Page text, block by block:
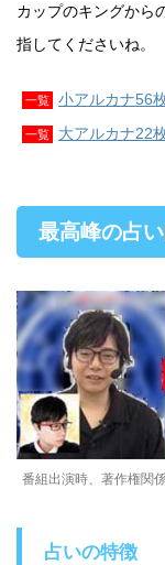
カップのキングから
指してくださいね。
一覧 小アルカナ56
一覧 大アルカナ22
最高峰の占
番組出演時、著作権関
占いの特徴